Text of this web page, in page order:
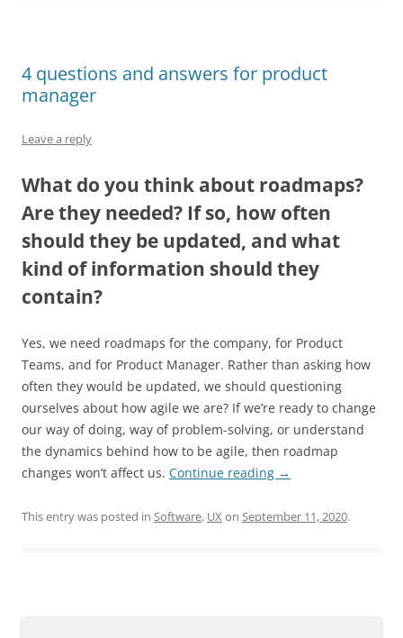
4 questions and answers for product
manager
Leave a reply
What do you think about roadmaps?
Are they needed? If so, how often
should they be updated, and what
kind of information should they
contain?
Yes, we need roadmaps for the company, for Product
Teams, and for Product Manager. Rather than asking how
often they would be updated, we should questioning
ourselves about how agile we are? If we’re ready to change
our way of doing, way of problem-solving, or understand
the dynamics behind how to be agile, then roadmap
changes won’t affect us. Continue reading →
This entry was posted in Software, UX on September 11, 2020.